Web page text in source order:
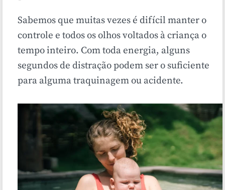
Sabemos que muitas vezes é difícil manter o
controle e todos os olhos voltados à criança o
tempo inteiro. Com toda energia, alguns
segundos de distração podem ser o suficiente
para alguma traquinagem ou acidente.